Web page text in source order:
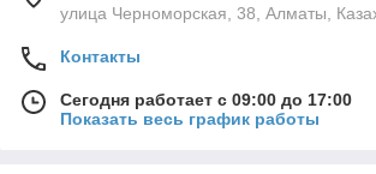
улица Черноморская, 38, Алматы,
Контакты
Сегодня работает с 09:00 до 17:00
Показать весь график работы